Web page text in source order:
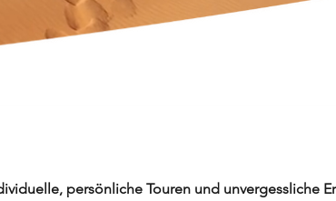
persönliche Touren und unvergessliche